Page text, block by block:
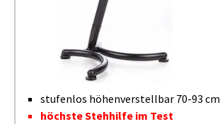
stufenlos höhenverstellbar 70-93 cm
höchste Stehhilfe im Test